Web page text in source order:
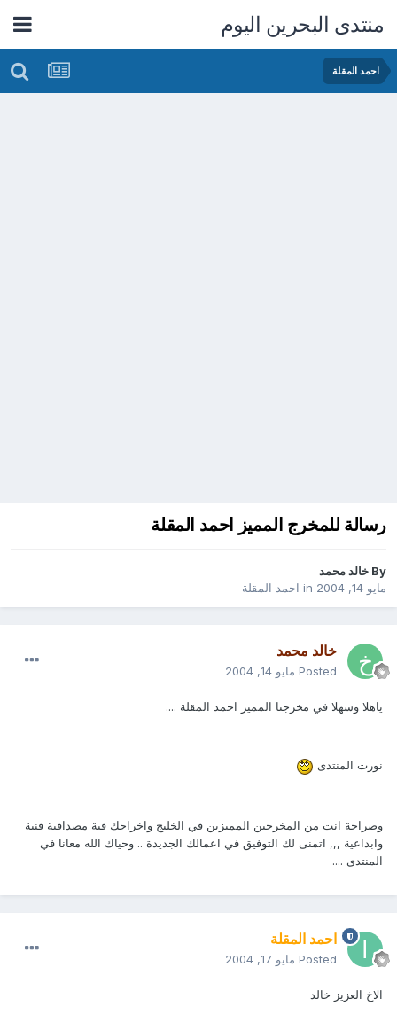
منتدى البحرين اليوم
احمد المقلة
رسالة للمخرج المميز احمد المقلة
By خالد محمد
مايو 14, 2004
in احمد المقلة
خالد محمد
Posted مايو 14, 2004
ياهلا وسهلا في مخرجنا المميز احمد المقلة ....
نورت المنتدى
وصراحة انت من المخرجين المميزين في الخليج واخراجك فية مصداقية فنية
وابداعية ,,, اتمنى لك التوفيق في اعمالك الجديدة .. وحياك الله معانا في
المنتدى ....
احمد المقلة
Posted مايو 17, 2004
الاخ العزيز خالد